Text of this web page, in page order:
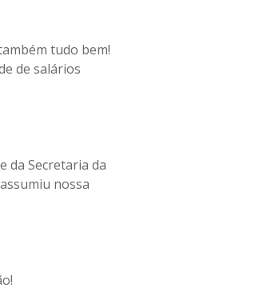
tudo bem!
de salários
da Secretaria da
nossa